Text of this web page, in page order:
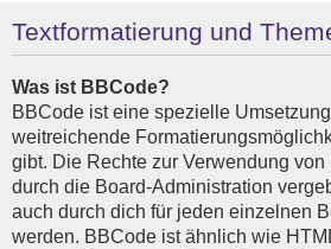
Textformatierung und
Was ist BBCode?
BBCode ist eine spezielle
weitreichende
gibt. Die Rechte zur Verwendung
durch die Board-Administration
auch durch dich für jeden einzelnen
werden. BBCode ist ähnlich wie